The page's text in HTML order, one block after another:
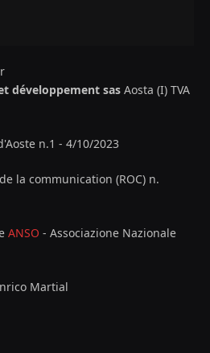
développement sas Aosta (I) TVA
n.1 - 4/10/2023
la communication (ROC) n.
ANSO - Associazione Nazionale
Martial